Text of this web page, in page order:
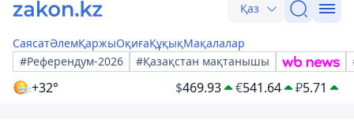
Қаз
СаясатӘлемҚаржыОқиғаҚұқықМақалалар
#Референдум-2026
#Қазақстан мақтанышы
+32° $469.93 €541.64 ₽5.71